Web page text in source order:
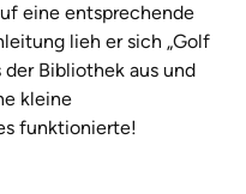
eine entsprechende
lieh er sich „Golf
der Bibliothek aus und
kleine
funktionierte!